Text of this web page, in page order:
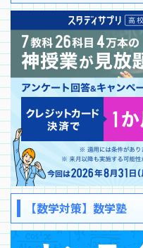
【数学対策】数学塾